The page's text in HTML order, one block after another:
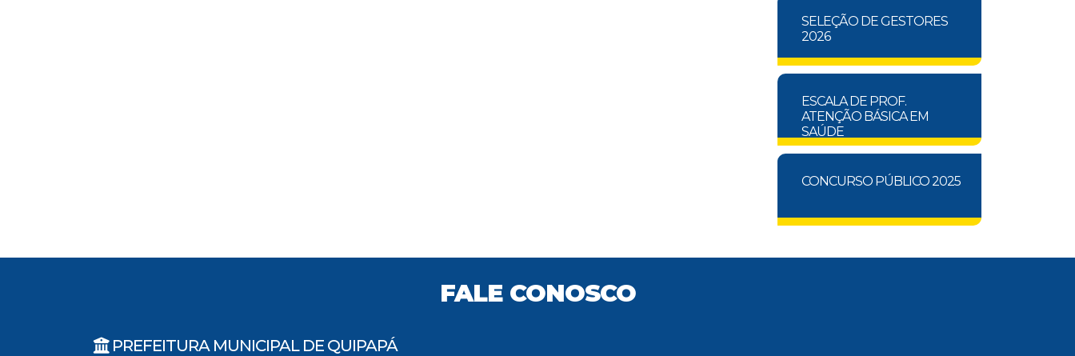
SELEÇÃO DE GESTORES
2026
ESCALA DE PROF.
ATENÇÃO BÁSICA EM
SAÚDE
CONCURSO PÚBLICO 2025
FALE CONOSCO
PREFEITURA MUNICIPAL DE QUIPAPÁ